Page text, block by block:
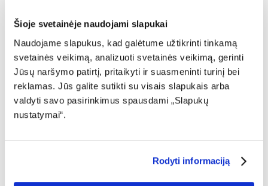
Šioje svetainėje naudojami slapukai
Naudojame slapukus, kad galėtume užtikrinti tinkamą
svetainės veikimą, analizuoti svetainės veikimą, gerinti
Jūsų naršymo patirtį, pritaikyti ir suasmeninti turinį bei
reklamas. Jūs galite sutikti su visais slapukais arba
valdyti savo pasirinkimus spausdami „Slapukų
nustatymai“.
Rodyti informaciją
Naujienos
DUK: Internetas
DUK: Televizija
Naujos kartos CGATES TV